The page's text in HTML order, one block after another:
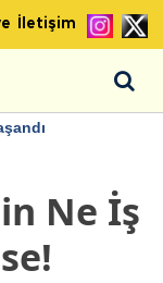
İletişim
Ne İş